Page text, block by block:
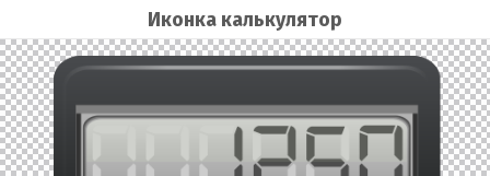
Картинки без фона
Фото без фона
Контакты
Иконка калькулятор